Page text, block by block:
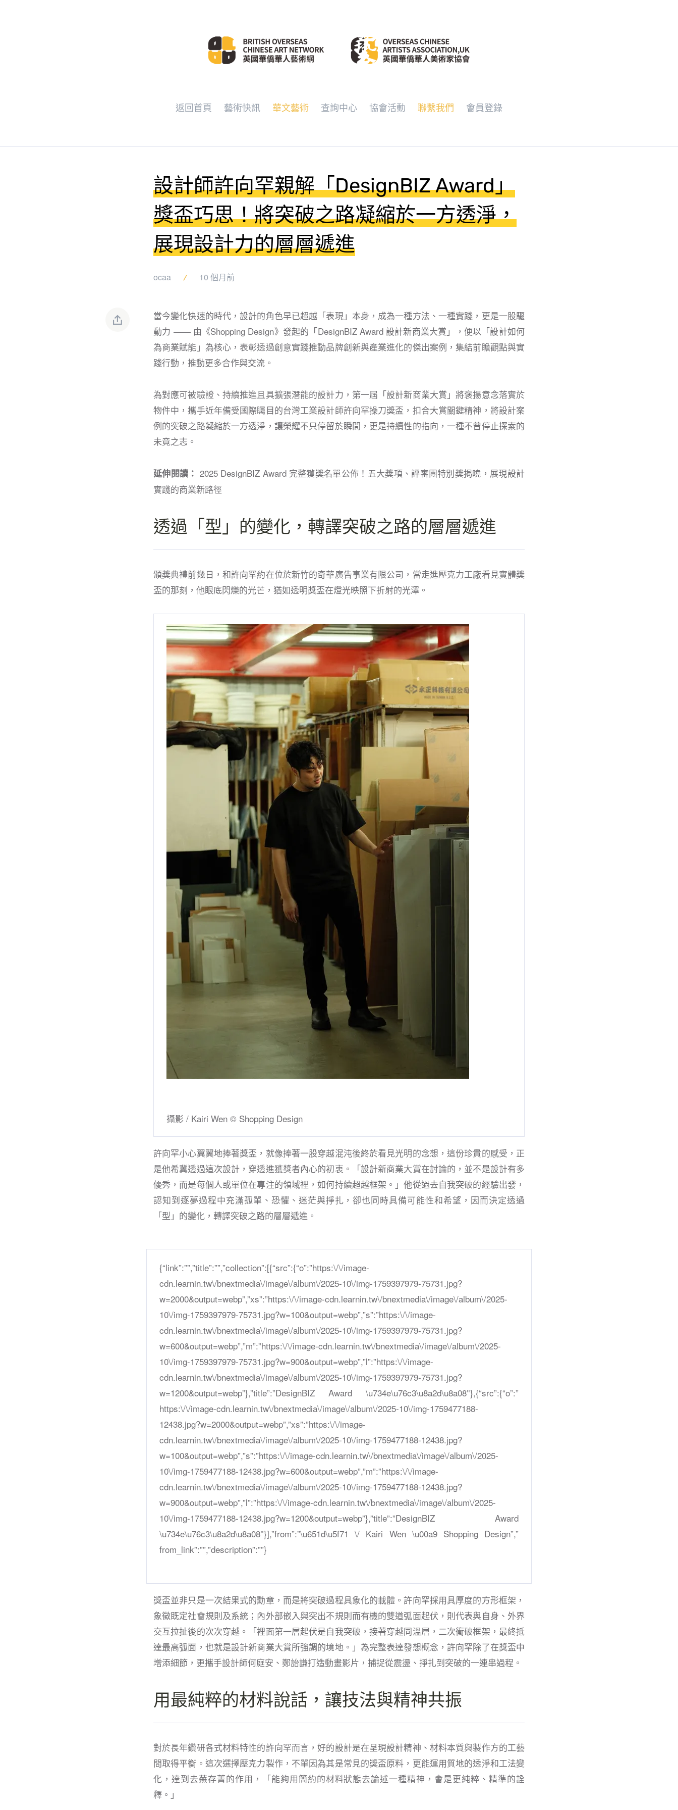
返回首頁 藝術快訊 華文藝術 查詢中心 協會活動 聯繫我們 會員登錄
設計師許向罕親解「DesignBIZ Award」
獎盃巧思！將突破之路凝縮於一方透淨，
展現設計力的層層遞進
ocaa 10 個月前
當今變化快速的時代，設計的角色早已超越「表現」本身，成為一種方法、一種實踐，更是一股驅
動力 —— 由《Shopping Design》發起的「DesignBIZ Award 設計新商業大賞」，便以「設計如何
為商業賦能」為核心，表彰透過創意實踐推動品牌創新與產業進化的傑出案例，集結前瞻觀點與實
踐行動，推動更多合作與交流。
為對應可被驗證、持續推進且具擴張潛能的設計力，第一屆「設計新商業大賞」將褒揚意念落實於
物件中，攜手近年備受國際矚目的台灣工業設計師許向罕操刀獎盃，扣合大賞關鍵精神，將設計案
例的突破之路凝縮於一方透淨，讓榮耀不只停留於瞬間，更是持續性的指向，一種不曾停止探索的
未竟之志。
延伸閱讀： 2025 DesignBIZ Award 完整獲獎名單公佈！五大獎項、評審團特別獎揭曉，展現設計
實踐的商業新路徑
透過「型」的變化，轉譯突破之路的層層遞進
頒獎典禮前幾日，和許向罕約在位於新竹的奇華廣告事業有限公司，當走進壓克力工廠看見實體獎
盃的那刻，他眼底閃爍的光芒，猶如透明獎盃在燈光映照下折射的光澤。
攝影 / Kairi Wen © Shopping Design
許向罕小心翼翼地捧著獎盃，就像捧著一股穿越混沌後終於看見光明的念想，這份珍貴的感受，正
是他希冀透過這次設計，穿透進獲獎者內心的初衷。「設計新商業大賞在討論的，並不是設計有多
優秀，而是每個人或單位在專注的領域裡，如何持續超越框架。」他從過去自我突破的經驗出發，
認知到逐夢過程中充滿孤單、恐懼、迷茫與掙扎，卻也同時具備可能性和希望，因而決定透過
「型」的變化，轉譯突破之路的層層遞進。
{“link”:””,”title”:””,”collection”:[{“src”:{“o”:”https:\/\/image-
cdn.learnin.tw\/bnextmedia\/image\/album\/2025-10\/img-1759397979-75731.jpg?
w=2000&output=webp”,”xs”:”https:\/\/image-cdn.learnin.tw\/bnextmedia\/image\/album\/2025-
10\/img-1759397979-75731.jpg?w=100&output=webp”,”s”:”https:\/\/image-
cdn.learnin.tw\/bnextmedia\/image\/album\/2025-10\/img-1759397979-75731.jpg?
w=600&output=webp”,”m”:”https:\/\/image-cdn.learnin.tw\/bnextmedia\/image\/album\/2025-
10\/img-1759397979-75731.jpg?w=900&output=webp”,”l”:”https:\/\/image-
cdn.learnin.tw\/bnextmedia\/image\/album\/2025-10\/img-1759397979-75731.jpg?
w=1200&output=webp”},”title”:”DesignBIZ Award \u734e\u76c3\u8a2d\u8a08″},{“src”:{“o”:”
https:\/\/image-cdn.learnin.tw\/bnextmedia\/image\/album\/2025-10\/img-1759477188-
12438.jpg?w=2000&output=webp”,”xs”:”https:\/\/image-
cdn.learnin.tw\/bnextmedia\/image\/album\/2025-10\/img-1759477188-12438.jpg?
w=100&output=webp”,”s”:”https:\/\/image-cdn.learnin.tw\/bnextmedia\/image\/album\/2025-
10\/img-1759477188-12438.jpg?w=600&output=webp”,”m”:”https:\/\/image-
cdn.learnin.tw\/bnextmedia\/image\/album\/2025-10\/img-1759477188-12438.jpg?
w=900&output=webp”,”l”:”https:\/\/image-cdn.learnin.tw\/bnextmedia\/image\/album\/2025-
10\/img-1759477188-12438.jpg?w=1200&output=webp”},”title”:”DesignBIZ Award
\u734e\u76c3\u8a2d\u8a08″}],”from”:”\u651d\u5f71 \/ Kairi Wen \u00a9 Shopping Design”,”
from_link”:””,”description”:””}
獎盃並非只是一次結果式的勳章，而是將突破過程具象化的載體。許向罕採用具厚度的方形框架，
象徵既定社會規則及系統；內外部嵌入與突出不規則而有機的雙道弧面起伏，則代表與自身、外界
交互拉扯後的次次穿越。「裡面第一層起伏是自我突破，接著穿越同溫層，二次衝破框架，最終抵
達最高弧面，也就是設計新商業大賞所強調的境地。」為完整表達發想概念，許向罕除了在獎盃中
增添細節，更攜手設計師何庭安、鄭詒謙打造動畫影片，捕捉從震盪、掙扎到突破的一連串過程。
用最純粹的材料說話，讓技法與精神共振
對於長年鑽研各式材料特性的許向罕而言，好的設計是在呈現設計精神、材料本質與製作方的工藝
間取得平衡。這次選擇壓克力製作，不單因為其是常見的獎盃原料，更能運用質地的透淨和工法變
化，達到去蕪存菁的作用，「能夠用簡約的材料狀態去論述一種精神，會是更純粹、精準的詮
釋。」